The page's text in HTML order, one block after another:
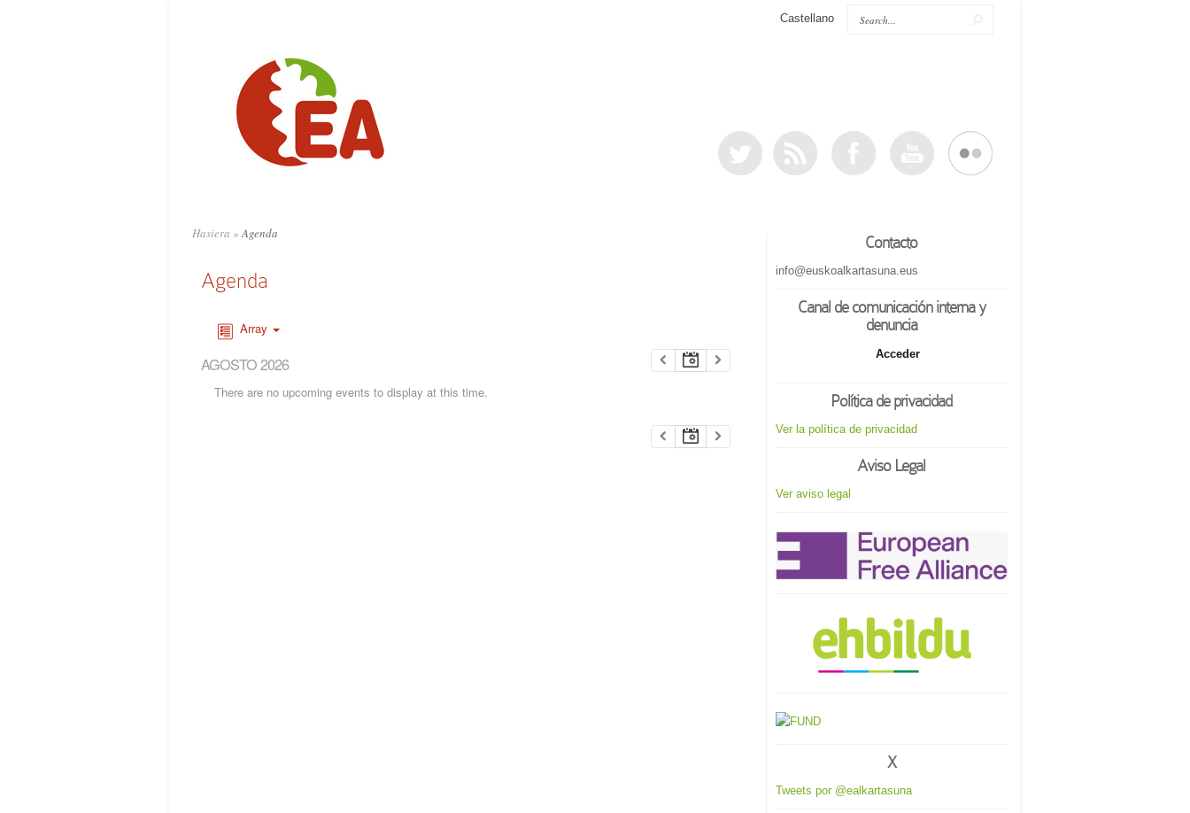
Castellano
Hasiera »Agenda
Agenda
Array
AGOSTO 2026
There are no upcoming events to display at this time.
Contacto
info@euskoalkartasuna.eus
Canal de comunicación interna y
denuncia
Acceder
Política de privacidad
Ver la política de privacidad
Aviso Legal
Ver aviso legal
X
Tweets por @ealkartasuna